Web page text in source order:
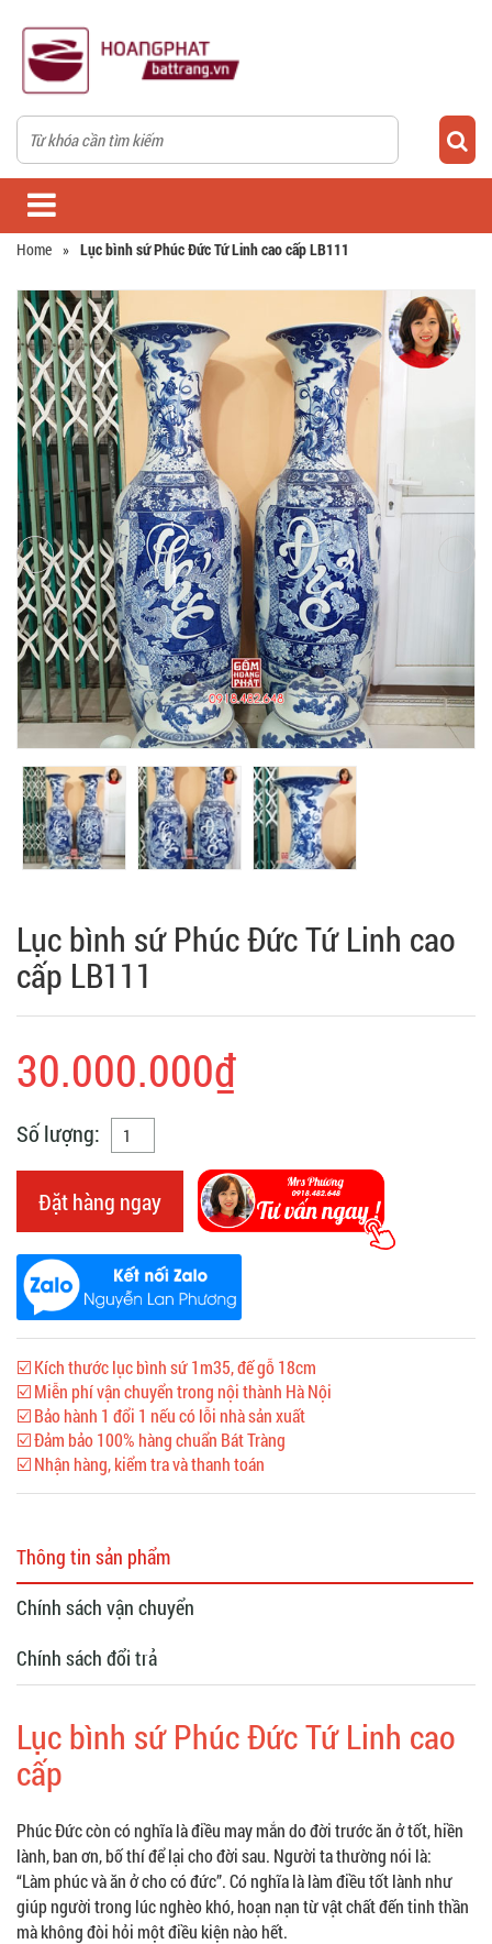
Home » Lục bình sứ Phúc Đức Tứ Linh cao cấp LB111
Lục bình sứ Phúc Đức Tứ Linh cao
cấp LB111
30.000.000₫
Số lượng:
Đặt hàng ngay
☑️ Kích thước lục bình sứ 1m35, đế gỗ 18cm
☑️ Miễn phí vận chuyển trong nội thành Hà Nội
☑️ Bảo hành 1 đổi 1 nếu có lỗi nhà sản xuất
☑️ Đảm bảo 100% hàng chuẩn Bát Tràng
☑️ Nhận hàng, kiểm tra và thanh toán
Thông tin sản phẩm
Chính sách vận chuyển
Chính sách đổi trả
Lục bình sứ Phúc Đức Tứ Linh cao
cấp
Phúc Đức còn có nghĩa là điều may mắn do đời trước ăn ở tốt, hiền
lành, ban ơn, bố thí để lại cho đời sau. Người ta thường nói là:
“Làm phúc và ăn ở cho có đức”. Có nghĩa là làm điều tốt lành như
giúp người trong lúc nghèo khó, hoạn nạn từ vật chất đến tinh thần
mà không đòi hỏi một điều kiện nào hết.